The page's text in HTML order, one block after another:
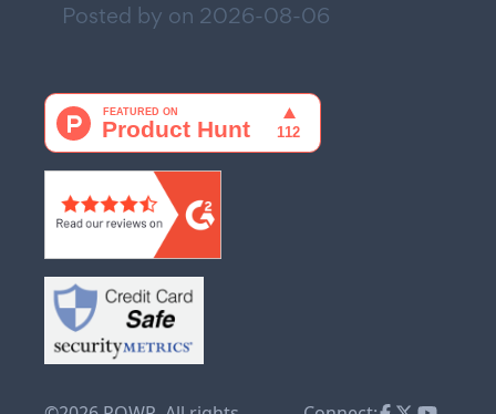
Posted by on 2026-08-06